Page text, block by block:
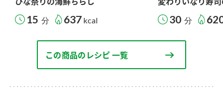
15 分 637 kcal 30 分
この商品のレシピ 一覧